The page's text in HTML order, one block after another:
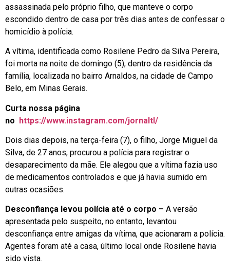
assassinada pelo próprio filho, que manteve o corpo
escondido dentro de casa por três dias antes de confessar o
homicídio à polícia.
A vítima, identificada como Rosilene Pedro da Silva Pereira,
foi morta na noite de domingo (5), dentro da residência da
família, localizada no bairro Arnaldos, na cidade de Campo
Belo, em Minas Gerais.
Curta nossa página
no https://www.instagram.com/jornaltl/
Dois dias depois, na terça-feira (7), o filho, Jorge Miguel da
Silva, de 27 anos, procurou a polícia para registrar o
desaparecimento da mãe. Ele alegou que a vítima fazia uso
de medicamentos controlados e que já havia sumido em
outras ocasiões.
Desconfiança levou polícia até o corpo – A versão
apresentada pelo suspeito, no entanto, levantou
desconfiança entre amigas da vítima, que acionaram a polícia.
Agentes foram até a casa, último local onde Rosilene havia
sido vista.